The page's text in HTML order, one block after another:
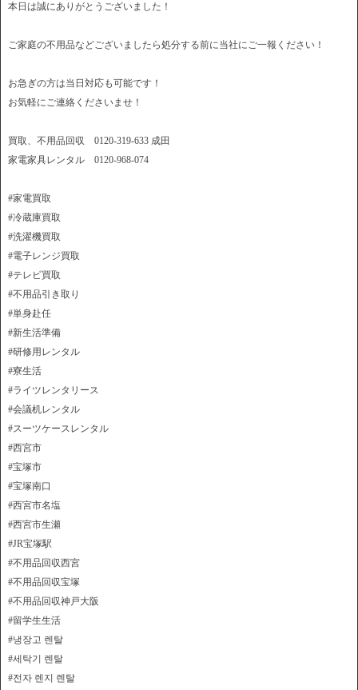
本日は誠にありがとうございました！
ご家庭の不用品などございましたら処分する前に当社にご一報ください！
お急ぎの方は当日対応も可能です！
お気軽にご連絡くださいませ！
買取、不用品回収 0120-319-633 成田
家電家具レンタル 0120-968-074
#家電買取
#冷蔵庫買取
#洗濯機買取
#電子レンジ買取
#テレビ買取
#不用品引き取り
#単身赴任
#新生活準備
#研修用レンタル
#寮生活
#ライツレンタリース
#会議机レンタル
#スーツケースレンタル
#西宮市
#宝塚市
#宝塚南口
#西宮市名塩
#西宮市生瀬
#JR宝塚駅
#不用品回収西宮
#不用品回収宝塚
#不用品回収神戸大阪
#留学生生活
#냉장고 렌탈
#세탁기 렌탈
#전자 렌지 렌탈